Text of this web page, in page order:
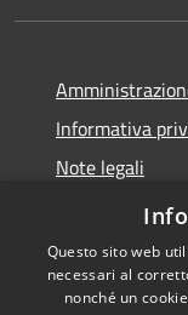
Informativa
Note legali
Dichiarazione
Questo sito web
necessari al
nonché un